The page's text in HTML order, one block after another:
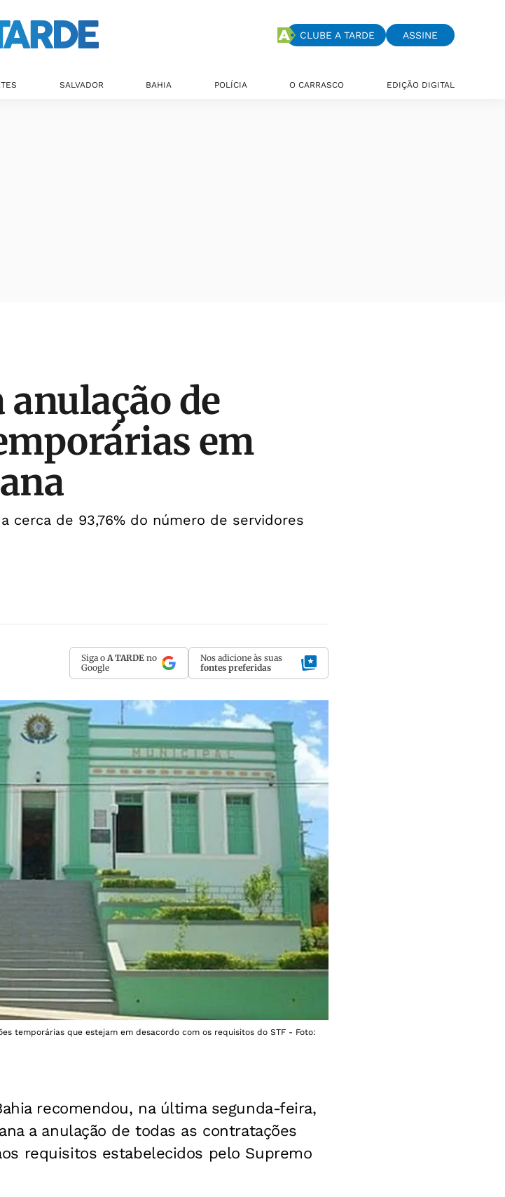
CLUBE A TARDE ASSINE
SALVADOR BAHIA POLÍCIA O CARRASCO EDIÇÃO DIGITAL
de
em
cerca de 93,76% do número de servidores
Siga o A TARDE no
Google
Nos adicione às suas
fontes preferidas
temporárias que estejam em desacordo com os requisitos do STF - Foto:
recomendou, na última segunda-feira,
a anulação de todas as contratações
requisitos estabelecidos pelo Supremo